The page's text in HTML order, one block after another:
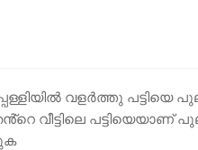
വളർത്തു പട്ടിയെ
വീട്ടിലെ